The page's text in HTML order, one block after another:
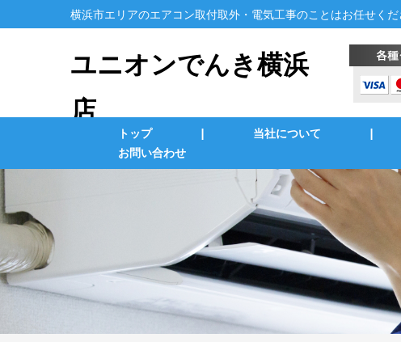
横浜市エリアのエアコン取付取外・電気工事のことはお任せくだ
ユニオンでんき横浜
店
トップ | 当社について |
業務用エアコン交換・取付・修理 エアコン
コンセン
単相３線式切替工事
換気扇等
家庭用EV
お問い合わせ